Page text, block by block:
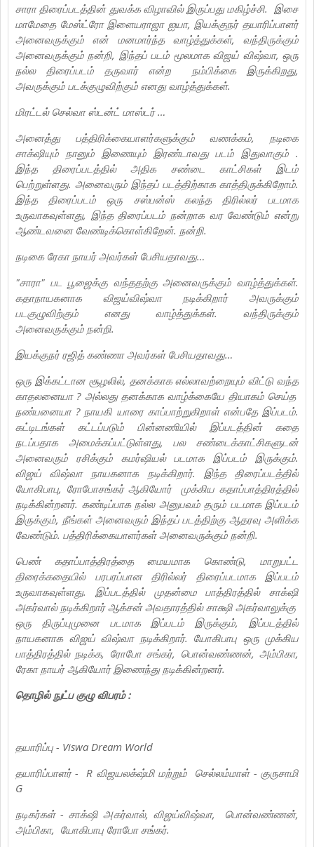
சாரா திரைப்படத்தின் துவக்க விழாவில் இருப்பது மகிழ்ச்சி. இசை
மாமேதை மேஸ்ட்ரோ இளையராஜா ஐயா, இயக்குநர் தயாரிப்பாளர்
அனைவருக்கும் என் மனமார்ந்த வாழ்த்துக்கள், வந்திருக்கும்
அனைவருக்கும் நன்றி, இந்தப் படம் மூலமாக விஜய் விஷ்வா, ஒரு
நல்ல திரைப்படம் தருவார் என்ற நம்பிக்கை இருக்கிறது,
அவருக்கும் படக்குழுவிற்கும் எனது வாழ்த்துக்கள்.
மிரட்டல் செல்வா ஸ்டன்ட் மாஸ்டர் …
அனைத்து பத்திரிக்கையாளர்களுக்கும் வணக்கம், நடிகை
சாக்‌ஷியும் நானும் இணையும் இரண்டாவது படம் இதுவாகும் .
இந்த திரைப்படத்தில் அதிக சண்டை காட்சிகள் இடம்
பெற்றுள்ளது. அனைவரும் இந்தப் படத்திற்காக காத்திருக்கிறோம்.
இந்த திரைப்படம் ஒரு சஸ்பன்ஸ் கலந்த திரில்லர் படமாக
உருவாகவுள்ளது, இந்த திரைப்படம் நன்றாக வர வேண்டும் என்று
ஆண்டவனை வேண்டிக்கொள்கிறேன். நன்றி.
நடிகை ரேகா நாயர் அவர்கள் பேசியதாவது…
"சாரா" பட பூஜைக்கு வந்ததற்கு அனைவருக்கும் வாழ்த்துக்கள்.
கதாநாயகனாக விஜய்விஷ்வா நடிக்கிறார் அவருக்கும்
படகுழுவிற்கும் எனது வாழ்த்துக்கள். வந்திருக்கும்
அனைவருக்கும் நன்றி.
இயக்குநர் ரஜித் கண்ணா அவர்கள் பேசியதாவது…
ஒரு இக்கட்டான சூழலில், தனக்காக எல்லாவற்றையும் விட்டு வந்த
காதலனையா ? அல்லது தனக்காக வாழ்க்கையே தியாகம் செய்த
நண்பனையா ? நாயகி யாரை காப்பாற்றுகிறாள் என்பதே இப்படம்.
கட்டிடங்கள் கட்டப்படும் பின்னணியில் இப்படத்தின் கதை
நடப்பதாக அமைக்கப்பட்டுள்ளது, பல சண்டைக்காட்சிகளுடன்
அனைவரும் ரசிக்கும் கமர்ஷியல் படமாக இப்படம் இருக்கும்.
விஜய் விஷ்வா நாயகனாக நடிக்கிறார். இந்த திரைப்படத்தில்
யோகிபாபு, ரோபோசங்கர் ஆகியோர் முக்கிய கதாப்பாத்திரத்தில்
நடிக்கின்றனர். கண்டிப்பாக நல்ல அனுபவம் தரும் படமாக இப்படம்
இருக்கும், நீங்கள் அனைவரும் இந்தப் படத்திற்கு ஆதரவு அளிக்க
வேண்டும். பத்திரிக்கையாளர்கள் அனைவருக்கும் நன்றி.
பெண் கதாப்பாத்திரத்தை மையமாக கொண்டு, மாறுபட்ட
திரைக்கதையில் பரபரப்பான திரில்லர் திரைப்படமாக இப்படம்
உருவாகவுள்ளது. இப்படத்தில் முதன்மை பாத்திரத்தில் சாக்‌ஷி
அகர்வால் நடிக்கிறார் ஆக்சன் அவதாரத்தில் சாக்ஷி அகர்வாலுக்கு
ஒரு திருப்புமுனை படமாக இப்படம் இருக்கும், இப்படத்தில்
நாயகனாக விஜய் விஷ்வா நடிக்கிறார். யோகிபாபு ஒரு முக்கிய
பாத்திரத்தில் நடிக்க, ரோபோ சங்கர், பொன்வண்ணன், அம்பிகா,
ரேகா நாயர் ஆகியோர் இணைந்து நடிக்கின்றனர்.
தொழில் நுட்ப குழு விபரம் :
தயாரிப்பு - Viswa Dream World
தயாரிப்பாளர் - R விஜயலக்‌ஷ்மி மற்றும் செல்லம்மாள் - குருசாமி
G
நடிகர்கள் - சாக்‌ஷி அகர்வால், விஜய்விஷ்வா, பொன்வண்ணன்,
அம்பிகா, யோகிபாபு ரோபோ சங்கர்.